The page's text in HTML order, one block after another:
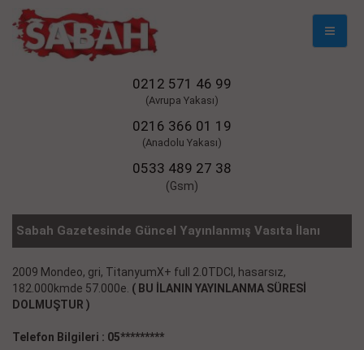
Mobil
0212 571 46 99
(Avrupa Yakası)
0216 366 01 19
(Anadolu Yakası)
0533 489 27 38
(Gsm)
Sabah Gazetesinde Güncel Yayınlanmış Vasıta İlanı
2009 Mondeo, gri, TitanyumX+ full 2.0TDCI, hasarsız,
182.000kmde 57.000e. ( BU İLANIN YAYINLANMA SÜRESİ
DOLMUŞTUR )
Telefon Bilgileri : 05*********